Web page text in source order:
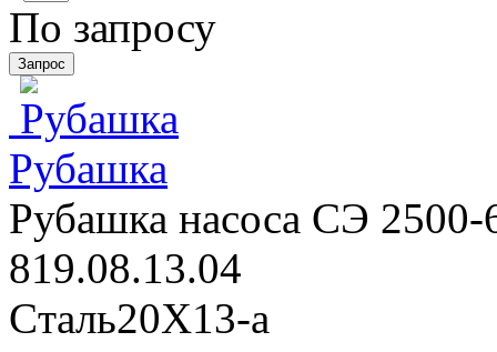
По запросу
Рубашка
Рубашка насоса СЭ
819.08.13.04
Cталь20Х13-а